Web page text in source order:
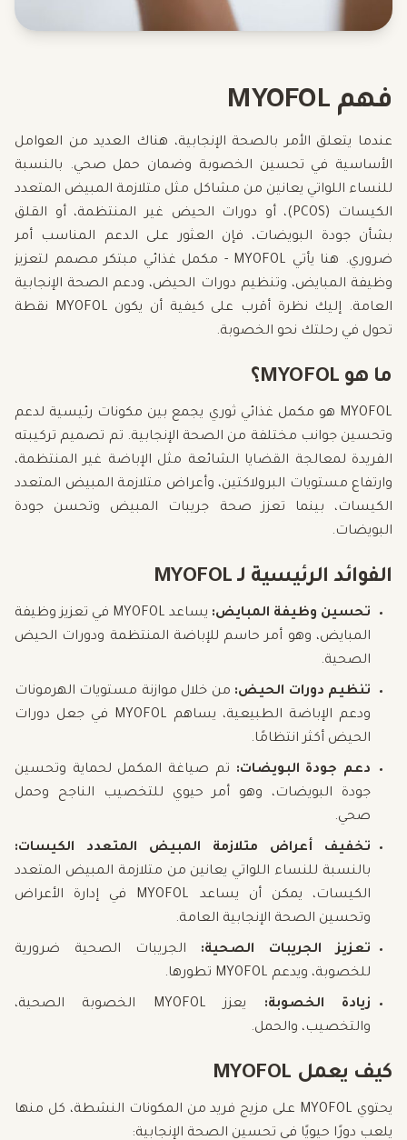
فهم MYOFOL
عندما يتعلق الأمر بالصحة الإنجابية، هناك العديد من العوامل
الأساسية في تحسين الخصوبة وضمان حمل صحي. بالنسبة
للنساء اللواتي يعانين من مشاكل مثل متلازمة المبيض المتعدد
الكيسات (PCOS)، أو دورات الحيض غير المنتظمة، أو القلق
بشأن جودة البويضات، فإن العثور على الدعم المناسب أمر
ضروري. هنا يأتي MYOFOL - مكمل غذائي مبتكر مصمم لتعزيز
وظيفة المبايض، وتنظيم دورات الحيض، ودعم الصحة الإنجابية
العامة. إليك نظرة أقرب على كيفية أن يكون MYOFOL نقطة
تحول في رحلتك نحو الخصوبة.
ما هو MYOFOL؟
MYOFOL هو مكمل غذائي ثوري يجمع بين مكونات رئيسية لدعم
وتحسين جوانب مختلفة من الصحة الإنجابية. تم تصميم تركيبته
الفريدة لمعالجة القضايا الشائعة مثل الإباضة غير المنتظمة،
وارتفاع مستويات البرولاكتين، وأعراض متلازمة المبيض المتعدد
الكيسات، بينما تعزز صحة جريبات المبيض وتحسن جودة
البويضات.
الفوائد الرئيسية لـ MYOFOL
تحسين وظيفة المبايض:
يساعد MYOFOL في تعزيز وظيفة
المبايض، وهو أمر حاسم للإباضة المنتظمة ودورات الحيض
الصحية.
تنظيم دورات الحيض: من خلال موازنة مستويات الهرمونات
ودعم الإباضة الطبيعية، يساهم MYOFOL في جعل دورات
الحيض أكثر انتظامًا.
دعم جودة البويضات: تم صياغة المكمل لحماية وتحسين
جودة البويضات، وهو أمر حيوي للتخصيب الناجح وحمل
صحي.
تخفيف أعراض متلازمة المبيض المتعدد الكيسات:
بالنسبة للنساء اللواتي يعانين من متلازمة المبيض المتعدد
الكيسات، يمكن أن يساعد MYOFOL في إدارة الأعراض
وتحسين الصحة الإنجابية العامة.
تعزيز الجريبات الصحية: الجريبات الصحية ضرورية
للخصوبة، ويدعم MYOFOL تطورها.
زيادة الخصوبة:
يعزز MYOFOL الخصوبة الصحية،
والتخصيب، والحمل.
كيف يعمل MYOFOL
يحتوي MYOFOL على مزيج فريد من المكونات النشطة، كل منها
يلعب دورًا حيويًا في تحسين الصحة الإنجابية: